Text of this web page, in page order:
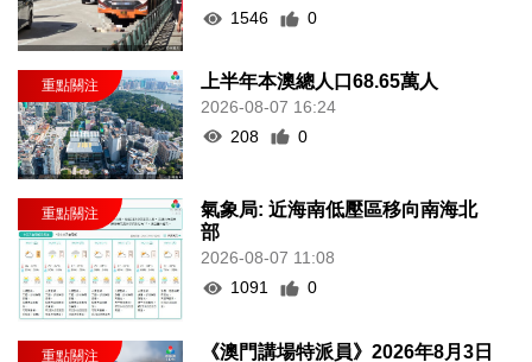
1546
0
上半年本澳總人口68.65萬人
2026-08-07 16:24
208
0
氣象局: 近海南低壓區移向南海北
部
2026-08-07 11:08
1091
0
《澳門講場特派員》2026年8月3日